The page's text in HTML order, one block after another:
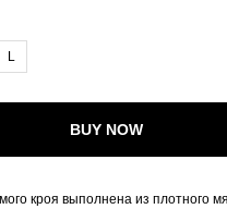
L
BUY NOW
кроя выполнена из плотного